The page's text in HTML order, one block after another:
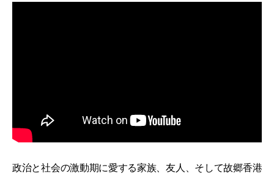
政治と社会の激動期に愛する家族、友人、そして故郷香港